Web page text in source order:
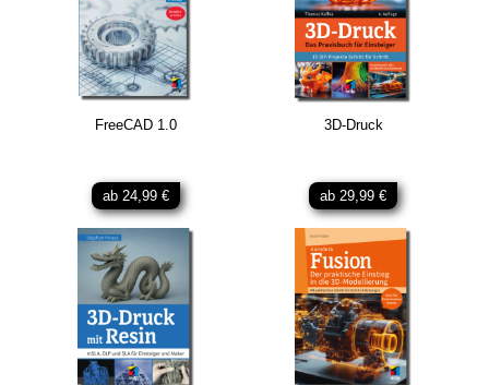
FreeCAD 1.0
ab 24,99 €
3D-Druck
ab 29,99 €